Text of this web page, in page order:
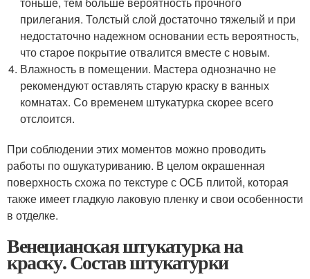
прилегания. Толстый слой достаточно тяжелый и при
недостаточно надежном основании есть вероятность,
что старое покрытие отвалится вместе с новым.
Влажность в помещении. Мастера однозначно не
рекомендуют оставлять старую краску в ванных
комнатах. Со временем штукатурка скорее всего
отслоится.
При соблюдении этих моментов можно проводить
работы по ошукатуриванию. В целом окрашенная
поверхность схожа по текстуре с ОСБ плитой, которая
также имеет гладкую лаковую пленку и свои особенности
в отделке.
Венецианская штукатурка на
краску. Состав штукатурки